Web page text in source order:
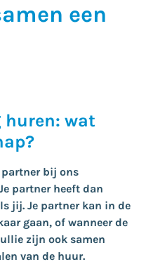
een
huren: wat
partner bij ons
partner heeft dan
jij. Je partner kan in de
gaan, of wanneer de
zijn ook samen
van de huur.